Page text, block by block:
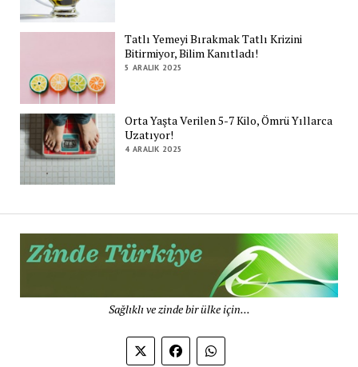
Tatlı Yemeyi Bırakmak Tatlı Krizini
Bitirmiyor, Bilim Kanıtladı!
5 ARALIK 2025
Orta Yaşta Verilen 5-7 Kilo, Ömrü Yıllarca
Uzatıyor!
4 ARALIK 2025
Sağlıklı ve zinde bir ülke için...